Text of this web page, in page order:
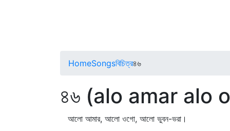
HomeSongsবিচিত্র৪৬
৪৬ (alo amar alo
আলো আমার, আলো ওগো, আলো ভুবন-ভরা।